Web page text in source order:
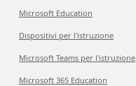
Microsoft Education
Dispositivi per l'istruzione
Microsoft Teams per l'istruzione
Microsoft 365 Education